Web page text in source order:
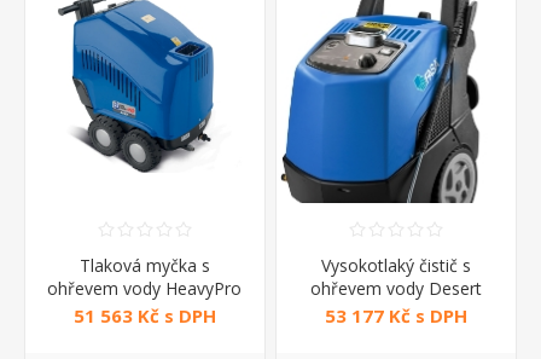
Tlaková myčka s
ohřevem vody HeavyPro
5670 Annovi Reverberi
51 563 Kč s DPH
Vysokotlaký čistič s
ohřevem vody Desert
1509 XP FASA
53 177 Kč s DPH